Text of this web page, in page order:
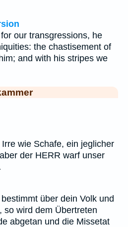
our transgressions, he
the chastisement of
and with his stripes we
wie Schafe, ein jeglicher
der HERR warf unser
über dein Volk und
so wird dem Übertreten
abgetan und die Missetat